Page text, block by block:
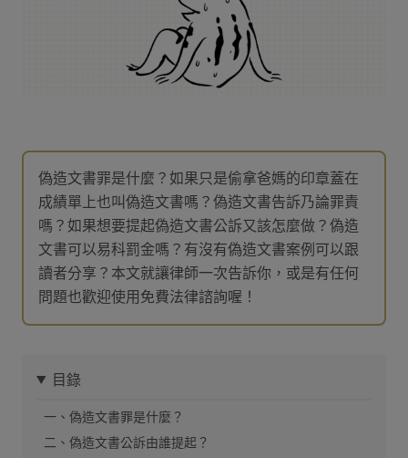
偽造文書罪是什麼？如果只是偷拿爸媽的印章蓋在
成績單上也叫偽造文書嗎？偽造文書告訴乃論罪責
嗎？如果想要提起偽造文書公訴又該怎麼做？偽造
文書可以易科罰金嗎？有沒有偽造文書案例可以跟
讀者分享？本文就讓律師一次告訴你，或是有任何
問題也歡迎使用免費法律諮詢喔！
目錄
一、偽造文書罪是什麼？
二、偽造文書公訴由誰提起？